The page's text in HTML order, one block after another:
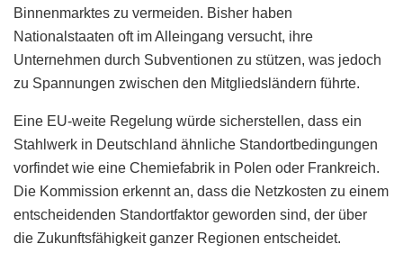
Binnenmarktes zu vermeiden. Bisher haben
Nationalstaaten oft im Alleingang versucht, ihre
Unternehmen durch Subventionen zu stützen, was jedoch
zu Spannungen zwischen den Mitgliedsländern führte.
Eine EU-weite Regelung würde sicherstellen, dass ein
Stahlwerk in Deutschland ähnliche Standortbedingungen
vorfindet wie eine Chemiefabrik in Polen oder Frankreich.
Die Kommission erkennt an, dass die Netzkosten zu einem
entscheidenden Standortfaktor geworden sind, der über
die Zukunftsfähigkeit ganzer Regionen entscheidet.